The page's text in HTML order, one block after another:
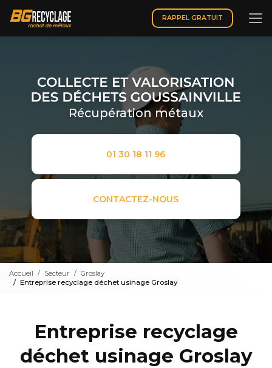
contenu
principal
RAPPEL GRATUIT
Récupération métaux
01 30 18 11 96
CONTACTEZ-NOUS
Accueil Secteur
Groslay
Entreprise recyclage déchet usinage Groslay
Entreprise recyclage
déchet usinage Groslay